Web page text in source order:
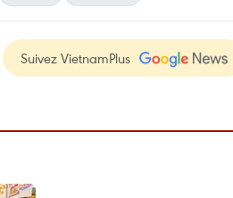
Suivez VietnamPlus